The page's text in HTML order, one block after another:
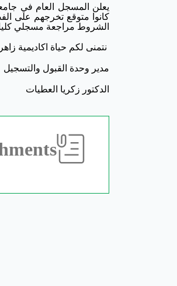
يعلن المسجل العام في جامعة
الشروط مراجعة مسجلي كلياتهم
نتمنى لكم حياة اكاديمية
مدير وحدة
الدكتور زكريا العطيات